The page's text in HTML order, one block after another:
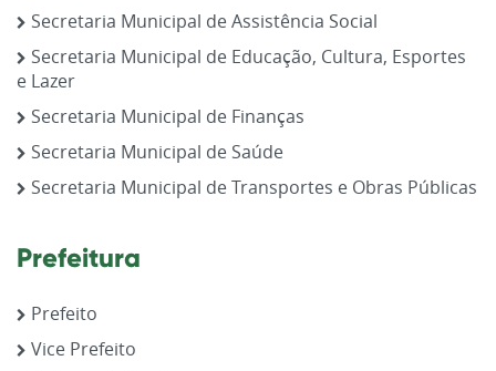
Secretaria Municipal de Assistência Social
Secretaria Municipal de Educação, Cultura, Esportes
e Lazer
Secretaria Municipal de Finanças
Secretaria Municipal de Saúde
Secretaria Municipal de Transportes e Obras Públicas
Prefeitura
Prefeito
Vice Prefeito